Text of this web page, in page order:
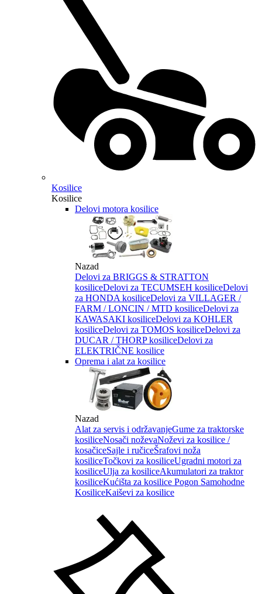
Kosilice
Kosilice
Delovi motora kosilice
Nazad
Delovi za BRIGGS & STRATTON
kosiliceDelovi za TECUMSEH kosiliceDelovi
za HONDA kosiliceDelovi za VILLAGER /
FARM / LONCIN / MTD kosiliceDelovi za
KAWASAKI kosiliceDelovi za KOHLER
kosiliceDelovi za TOMOS kosiliceDelovi za
DUCAR / THORP kosiliceDelovi za
ELEKTRIČNE kosilice
Oprema i alat za kosilice
Nazad
Alat za servis i održavanjeGume za traktorske
kosiliceNosači noževaNoževi za kosilice /
kosačiceSajle i ručiceŠrafovi noža
kosiliceTočkovi za kosiliceUgradni motori za
kosiliceUlja za kosiliceAkumulatori za traktor
kosiliceKućišta za kosilice Pogon Samohodne
KosiliceKaiševi za kosilice